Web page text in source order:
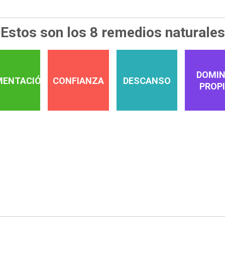
Estos son los 8 remedios naturales
CONFIANZA DESCANSO